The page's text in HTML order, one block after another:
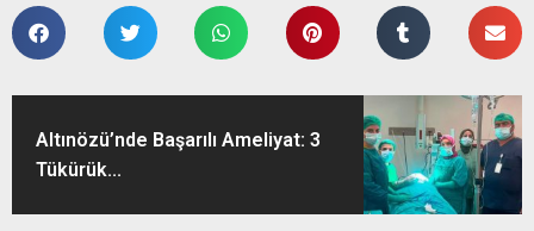
Altınözü’nde Başarılı Ameliyat: 3
Tükürük...